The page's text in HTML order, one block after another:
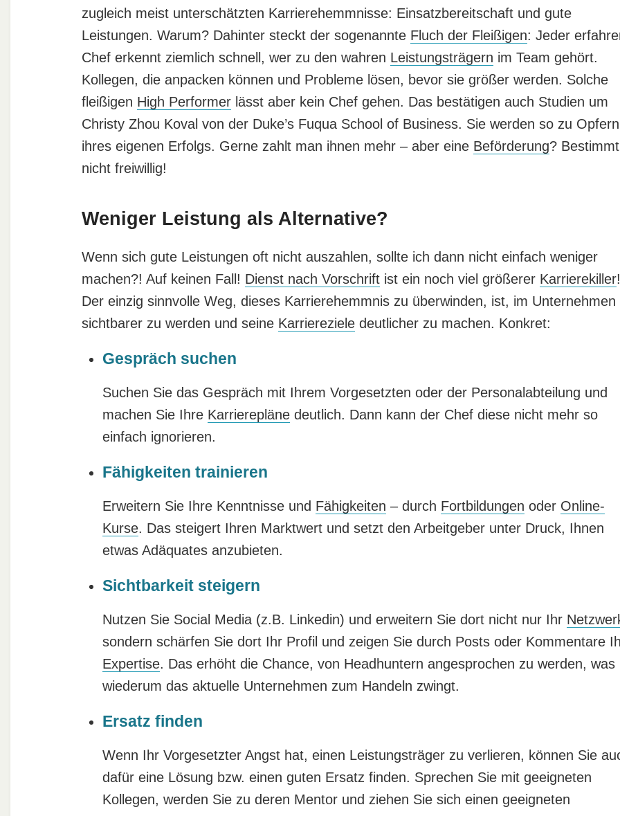
zugleich meist unterschätzten Karrierehemmnisse: Einsatzbereitschaft und gute
Leistungen. Warum? Dahinter steckt der sogenannte Fluch der Fleißigen: Jeder
Chef erkennt ziemlich schnell, wer zu den wahren Leistungsträgern im Team gehört.
Kollegen, die anpacken können und Probleme lösen, bevor sie größer werden. Solche
fleißigen High Performerlässt aber kein Chef gehen. Das bestätigen auch Studien um
Christy Zhou Koval von der Duke’s Fuqua School of Business. Sie werden so zu Opfern
ihres eigenen Erfolgs. Gerne zahlt man ihnen mehr – aber eine Beförderung? Bestimmt
nicht freiwillig!
Weniger Leistung als Alternative?
Wenn sich gute Leistungen oft nicht auszahlen, sollte ich dann nicht einfach weniger
machen?! Auf keinen Fall! Dienst nach Vorschriftist ein noch viel größerer Karrierekiller!
Der einzig sinnvolle Weg, dieses Karrierehemmnis zu überwinden, ist, im Unternehmen
sichtbarer zu werden und seine Karrierezieledeutlicher zu machen. Konkret:
Gespräch suchen
Suchen Sie das Gespräch mit Ihrem Vorgesetzten oder der Personalabteilung und
machen Sie Ihre Karriereplänedeutlich. Dann kann der Chef diese nicht mehr so
einfach ignorieren.
Fähigkeiten trainieren
Erweitern Sie Ihre Kenntnisse und Fähigkeiten – durch Fortbildungen oder Online-
Kurse. Das steigert Ihren Marktwert und setzt den Arbeitgeber unter Druck, Ihnen
etwas Adäquates anzubieten.
Sichtbarkeit steigern
Nutzen Sie Social Media (z.B. Linkedin) und erweitern Sie dort nicht nur Ihr
sondern schärfen Sie dort Ihr Profil und zeigen Sie durch Posts oder Kommentare
Expertise. Das erhöht die Chance, von Headhuntern angesprochen zu werden, was
wiederum das aktuelle Unternehmen zum Handeln zwingt.
Ersatz finden
Wenn Ihr Vorgesetzter Angst hat, einen Leistungsträger zu verlieren, können Sie
dafür eine Lösung bzw. einen guten Ersatz finden. Sprechen Sie mit geeigneten
Kollegen, werden Sie zu deren Mentor und ziehen Sie sich einen geeigneten